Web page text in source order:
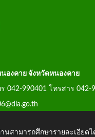
องคาย จังหวัดหนองคาย
042-990401 โทรสาร 042-
สามารถศึกษารายละเอียด